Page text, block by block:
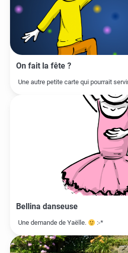
On fait la fête ?
Une autre petite carte qui pourrait
Bellina danseuse
Une demande de Yaëlle. :-*